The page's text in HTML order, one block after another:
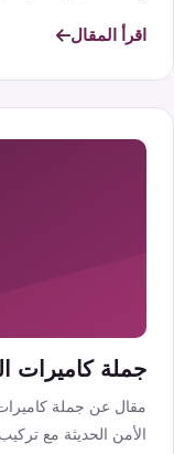
اقرأ المقال
جملة كاميرات
مقال عن جملة كاميرات
الأمن الحديثة مع تركيب